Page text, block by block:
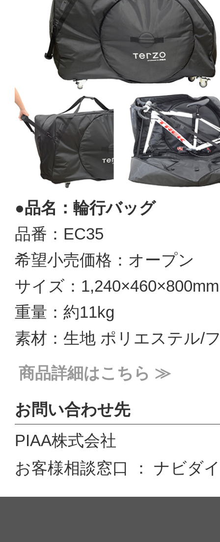
●品名：輪行バッグ
品番：EC35
希望小売価格：オープン
サイズ：
重量：約11kg
素材：生地 ポリエステル/
商品詳細はこちら ≫
お問い合わせ先
PIAA株式会社
お客様相談窓口 ： ナビダ